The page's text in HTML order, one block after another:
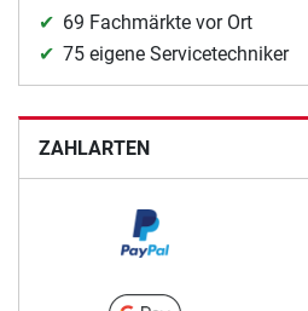
69 Fachmärkte vor Ort
75 eigene Servicetechniker
ZAHLARTEN